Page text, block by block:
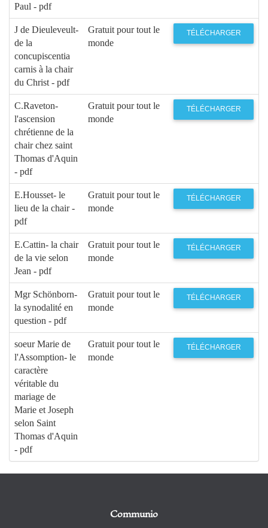
Paul - pdf
J de Dieuleveult-
de la
concupiscentia
carnis à la chair
du Christ - pdf
Gratuit pour tout le
monde
TÉLÉCHARGER
C.Raveton-
l'ascension
chrétienne de la
chair chez saint
Thomas d'Aquin
- pdf
Gratuit pour tout le
monde
TÉLÉCHARGER
E.Housset- le
lieu de la chair -
pdf
Gratuit pour tout le
monde
TÉLÉCHARGER
E.Cattin- la chair
de la vie selon
Jean - pdf
Gratuit pour tout le
monde
TÉLÉCHARGER
Mgr Schönborn-
la synodalité en
question - pdf
Gratuit pour tout le
monde
TÉLÉCHARGER
soeur Marie de
l'Assomption- le
caractère
véritable du
mariage de
Marie et Joseph
selon Saint
Thomas d'Aquin
- pdf
Gratuit pour tout le
monde
TÉLÉCHARGER
Communio